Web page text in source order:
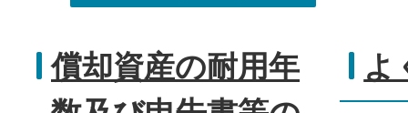
償却資産の耐用年
よ